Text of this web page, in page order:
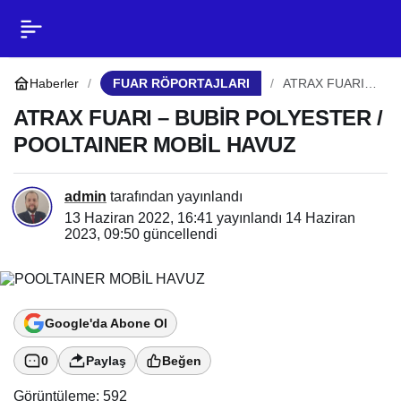
Haberler FUAR RÖPORTAJLARI
ATRAX FUARI –
POLYESTER /
POOLTAINER
MOBİL HAVUZ
ATRAX FUARI – BUBİR POLYESTER /
POOLTAINER MOBİL HAVUZ
admin tarafından yayınlandı
13 Haziran 2022, 16:41 yayınlandı 14 Haziran
2023, 09:50 güncellendi
Google'da Abone Ol
0 Paylaş Beğen
Görüntüleme: 592
ATRAX FUARI – BUBİR
POLYESTER /
POOLTAINER MOBİL
HAVUZ